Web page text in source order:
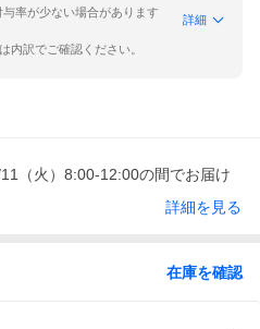
率が少ない場合があります
詳細
内訳でご確認ください。
（火）8:00-12:00の間でお届け
詳細を見る
在庫を確認